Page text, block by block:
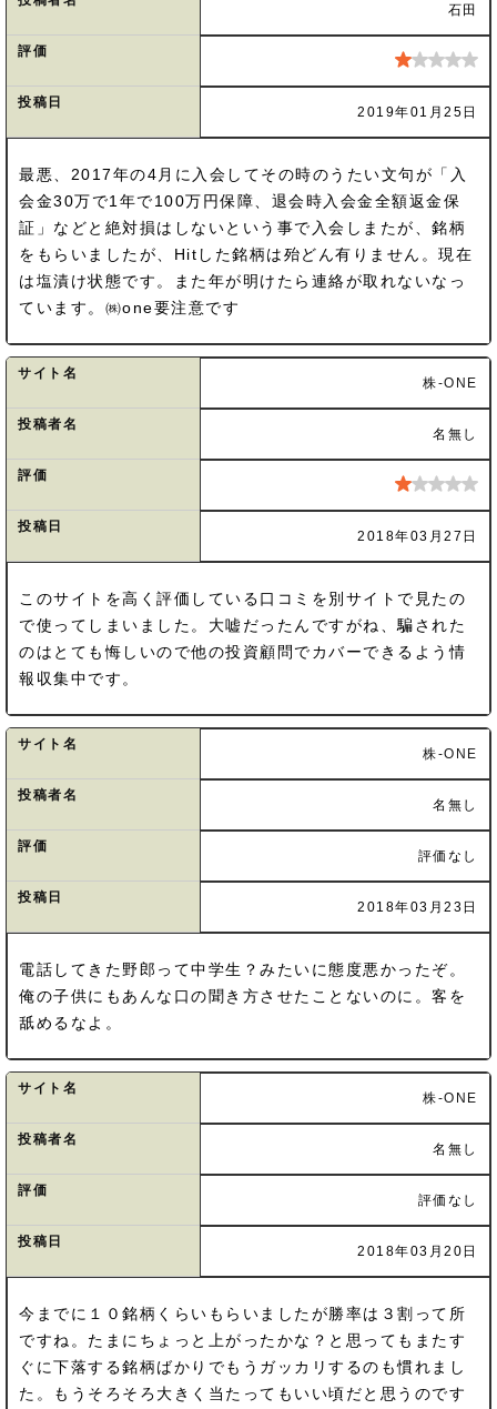
石田
評価
投稿日
2019年01月25日
最悪、2017年の4月に入会してその時のうたい文句が「入
会金30万で1年で100万円保障、退会時入会金全額返金保
証」などと絶対損はしないという事で入会しまたが、銘柄
をもらいましたが、Hitした銘柄は殆どん有りません。現在
は塩漬け状態です。また年が明けたら連絡が取れないなっ
ています。㈱one要注意です
サイト名
株-ONE
投稿者名
名無し
評価
投稿日
2018年03月27日
このサイトを高く評価している口コミを別サイトで見たの
で使ってしまいました。大嘘だったんですがね、騙された
のはとても悔しいので他の投資顧問でカバーできるよう情
報収集中です。
サイト名
株-ONE
投稿者名
名無し
評価
評価なし
投稿日
2018年03月23日
電話してきた野郎って中学生？みたいに態度悪かったぞ。
俺の子供にもあんな口の聞き方させたことないのに。客を
舐めるなよ。
サイト名
株-ONE
投稿者名
名無し
評価
評価なし
投稿日
2018年03月20日
今までに１０銘柄くらいもらいましたが勝率は３割って所
ですね。たまにちょっと上がったかな？と思ってもまたす
ぐに下落する銘柄ばかりでもうガッカリするのも慣れまし
た。もうそろそろ大きく当たってもいい頃だと思うのです